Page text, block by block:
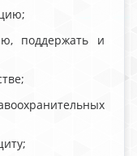
поддержать и